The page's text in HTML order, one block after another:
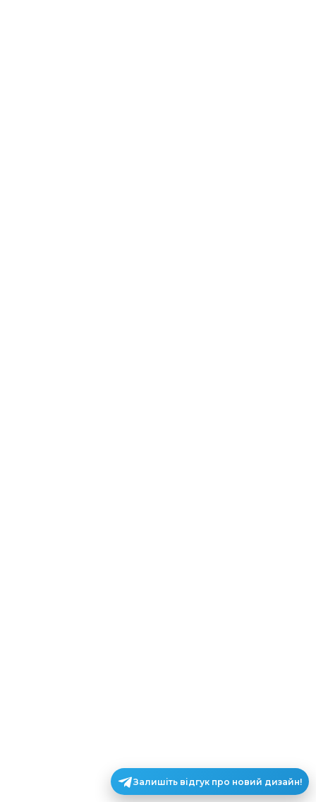
Залишіть відгук про новий дизайн!